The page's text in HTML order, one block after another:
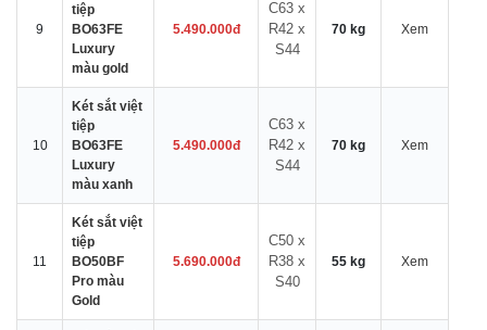
9
tiệp
BO63FE
Luxury
màu gold
5.490.000đ
C63 x
R42 x
S44
70 kg Xem
10
Két sắt việt
tiệp
BO63FE
Luxury
màu xanh
5.490.000đ
C63 x
R42 x
S44
70 kg Xem
11
Két sắt việt
tiệp
BO50BF
Pro màu
Gold
5.690.000đ
C50 x
R38 x
S40
55 kg Xem